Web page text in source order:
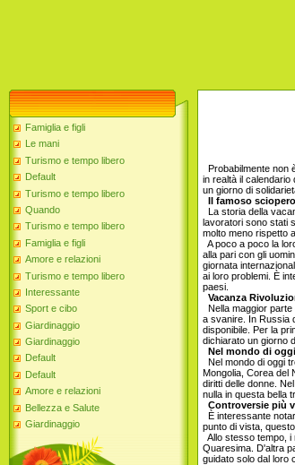
Famiglia e figli
Le mani
Turismo e tempo libero
Default
Turismo e tempo libero
Quando
Turismo e tempo libero
Famiglia e figli
Amore e relazioni
Turismo e tempo libero
Interessante
Sport e cibo
Giardinaggio
Giardinaggio
Default
Default
Amore e relazioni
Bellezza e Salute
Giardinaggio
Probabilmente non
in realtà il calendario
un giorno di
Il famoso sciopero
La storia della
lavoratori sono stati
molto meno rispetto
A poco a poco la
alla pari con gli
giornata
ai loro problemi. È
paesi.
Vacanza
Nella maggior
a svanire. In Russia
disponibile. Per la
dichiarato un giorno
Nel mondo di oggi
Nel mondo di oggi
Mongolia, Corea del
diritti delle donne.
nulla in questa bella
Controversie più
È interessante
punto di vista,
Allo stesso tempo,
Quaresima. D'altra
guidato solo dal loro